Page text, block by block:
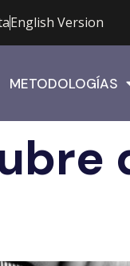
English Version
METODOLOGÍAS